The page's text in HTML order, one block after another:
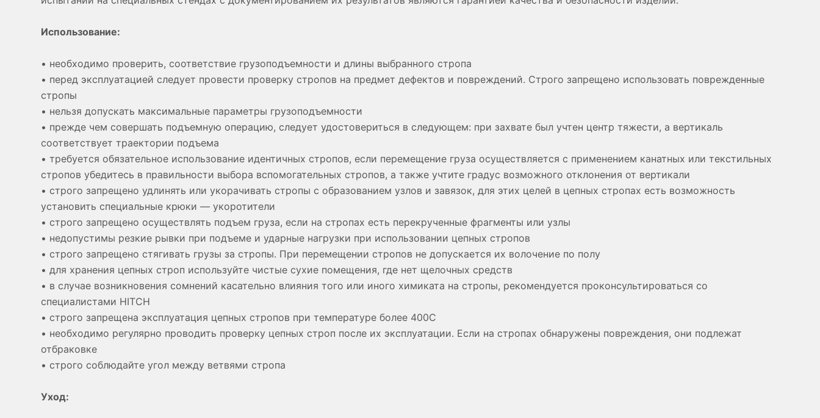
Использование:
• необходимо проверить, соответствие грузоподъемности и длины выбранного стропа
• перед эксплуатацией следует провести проверку стропов на предмет дефектов и повреждений. Строго запрещено использовать поврежденные
стропы
• нельзя допускать максимальные параметры грузоподъемности
• прежде чем совершать подъемную операцию, следует удостовериться в следующем: при захвате был учтен центр тяжести, а вертикаль
соответствует траектории подъема
• требуется обязательное использование идентичных стропов, если перемещение груза осуществляется с применением канатных или текстильных
стропов убедитесь в правильности выбора вспомогательных стропов, а также учтите градус возможного отклонения от вертикали
• строго запрещено удлинять или укорачивать стропы с образованием узлов и завязок, для этих целей в цепных стропах есть возможность
установить специальные крюки — укоротители
• строго запрещено осуществлять подъем груза, если на стропах есть перекрученные фрагменты или узлы
• недопустимы резкие рывки при подъеме и ударные нагрузки при использовании цепных стропов
• строго запрещено стягивать грузы за стропы. При перемещении стропов не допускается их волочение по полу
• для хранения цепных строп используйте чистые сухие помещения, где нет щелочных средств
• в случае возникновения сомнений касательно влияния того или иного химиката на стропы, рекомендуется проконсультироваться со
специалистами HITCH
• строго запрещена эксплуатация цепных стропов при температуре более 400С
• необходимо регулярно проводить проверку цепных строп после их эксплуатации. Если на стропах обнаружены повреждения, они подлежат
отбраковке
• строго соблюдайте угол между ветвями стропа
Уход: